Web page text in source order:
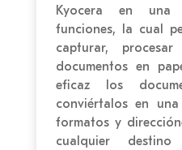
Kyocera en
funciones, la cual
capturar,
documentos en
eficaz los
conviértalos en
formatos y
cualquier